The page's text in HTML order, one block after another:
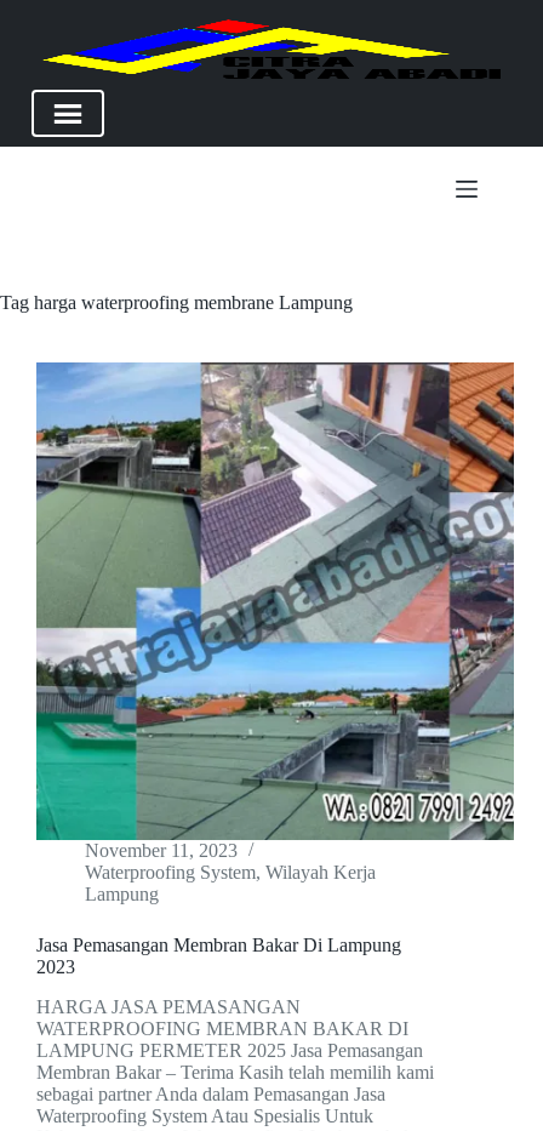
Tag harga waterproofing membrane Lampung
November 11, 2023
Waterproofing System, Wilayah Kerja
Lampung
Jasa Pemasangan Membran Bakar Di Lampung
2023
HARGA JASA PEMASANGAN
WATERPROOFING MEMBRAN BAKAR DI
LAMPUNG PERMETER 2025 Jasa Pemasangan
Membran Bakar – Terima Kasih telah memilih kami
sebagai partner Anda dalam Pemasangan Jasa
Waterproofing System Atau Spesialis Untuk